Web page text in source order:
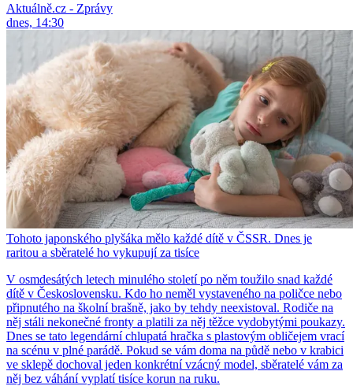
Aktuálně.cz - Zprávy
dnes, 14:30
Tohoto japonského plyšáka mělo každé dítě v ČSSR. Dnes je
raritou a sběratelé ho vykupují za tisíce
V osmdesátých letech minulého století po něm toužilo snad každé
dítě v Československu. Kdo ho neměl vystaveného na poličce nebo
připnutého na školní brašně, jako by tehdy neexistoval. Rodiče na
něj stáli nekonečné fronty a platili za něj těžce vydobytými poukazy.
Dnes se tato legendární chlupatá hračka s plastovým obličejem vrací
na scénu v plné parádě. Pokud se vám doma na půdě nebo v krabici
ve sklepě dochoval jeden konkrétní vzácný model, sběratelé vám za
něj bez váhání vyplatí tisíce korun na ruku.